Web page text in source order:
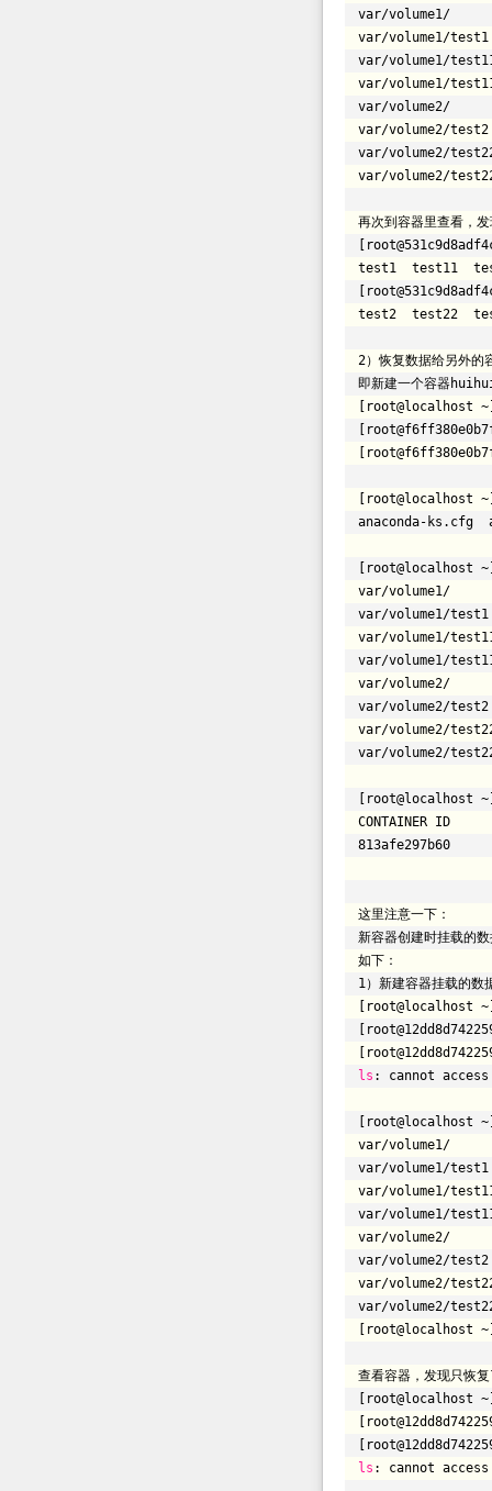
var/volume1/
var/volume1/test1
var/volume1/
var/volume1/
var/volume2/
var/volume2/test2
var/volume2/
var/volume2/
再次到容器里查看，
test1 test11
test2 test22
2）恢复数据给另外的
即新建一个容器
[root@localhost
[root@localhost
anaconda-ks.cfg
[root@localhost
var/volume1/
var/volume1/test1
var/volume1/
var/volume1/
var/volume2/
var/volume2/test2
var/volume2/
var/volume2/
[root@localhost
这里注意一下：
新容器创建时挂载的
如下：
1）新建容器挂载的数
[root@localhost
ls : cannot
[root@localhost
var/volume1/
var/volume1/test1
var/volume1/
var/volume1/
var/volume2/
var/volume2/test2
var/volume2/
var/volume2/
[root@localhost
查看容器，发现只恢
[root@localhost
ls : cannot